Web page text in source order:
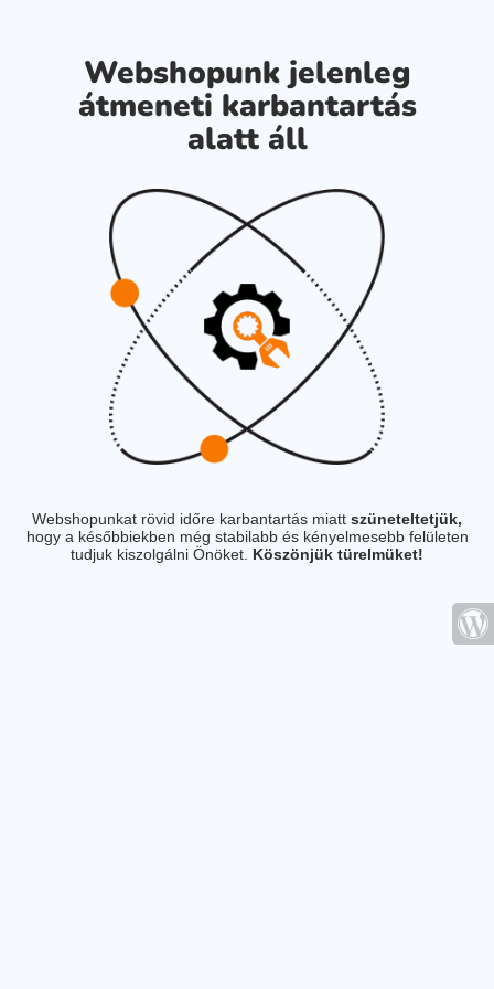
Webshopunk jelenleg
átmeneti karbantartás
alatt áll
Webshopunkat rövid időre karbantartás miatt szüneteltetjük,
hogy a későbbiekben még stabilabb és kényelmesebb felületen
tudjuk kiszolgálni Önöket. Köszönjük türelmüket!